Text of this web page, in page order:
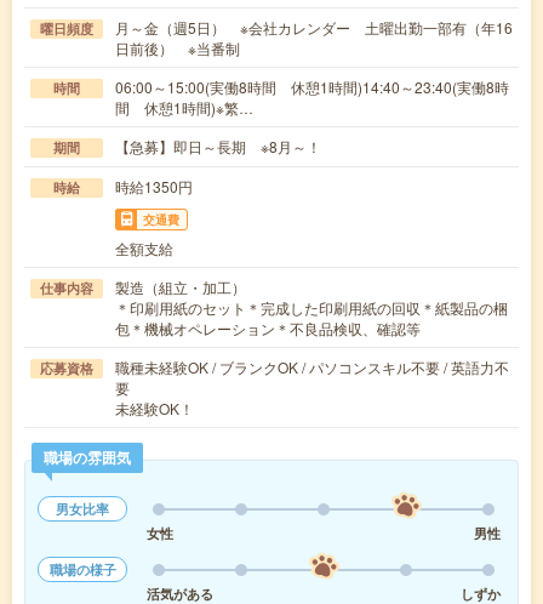
曜日頻度
月～金（週5日） ※会社カレンダー 土曜出勤一部有（年16
日前後） ※当番制
時間
06:00～15:00(実働8時間 休憩1時間)14:40～23:40(実働8時
間 休憩1時間)※繁…
期間 【急募】即日～長期 ※8月～！
時給 時給1350円
交通費
全額支給
仕事内容
製造（組立・加工）
＊印刷用紙のセット＊完成した印刷用紙の回収＊紙製品の梱
包＊機械オペレーション＊不良品検収、確認等
応募資格
職種未経験OK / ブランクOK / パソコンスキル不要 / 英語力不
要
未経験OK！
職場の雰囲気
男女比率
女性
男性
職場の様子
活気がある
しずか